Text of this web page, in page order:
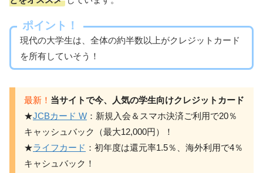
ポイント！
現代の大学生は、全体の約半数以上がクレジットカード
を所有していそう！
当サイトで今、人気の学生向けクレジットカード
★JCBカード W ：新規入会＆スマホ決済ご利用で20％
キャッシュバック（最大12,000円）！
★ライフカード ：初年度は還元率1.5％、海外利用で4％
キャシュバック！